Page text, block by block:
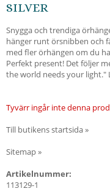
SILVER
Snygga och trendiga
hänger runt örsnibben och
med fler örhängen om du
Perfekt present! Det följer
the world needs your light."
Tyvärr ingår inte denna
Till butikens startsida »
Sitemap »
Artikelnummer:
113129-1